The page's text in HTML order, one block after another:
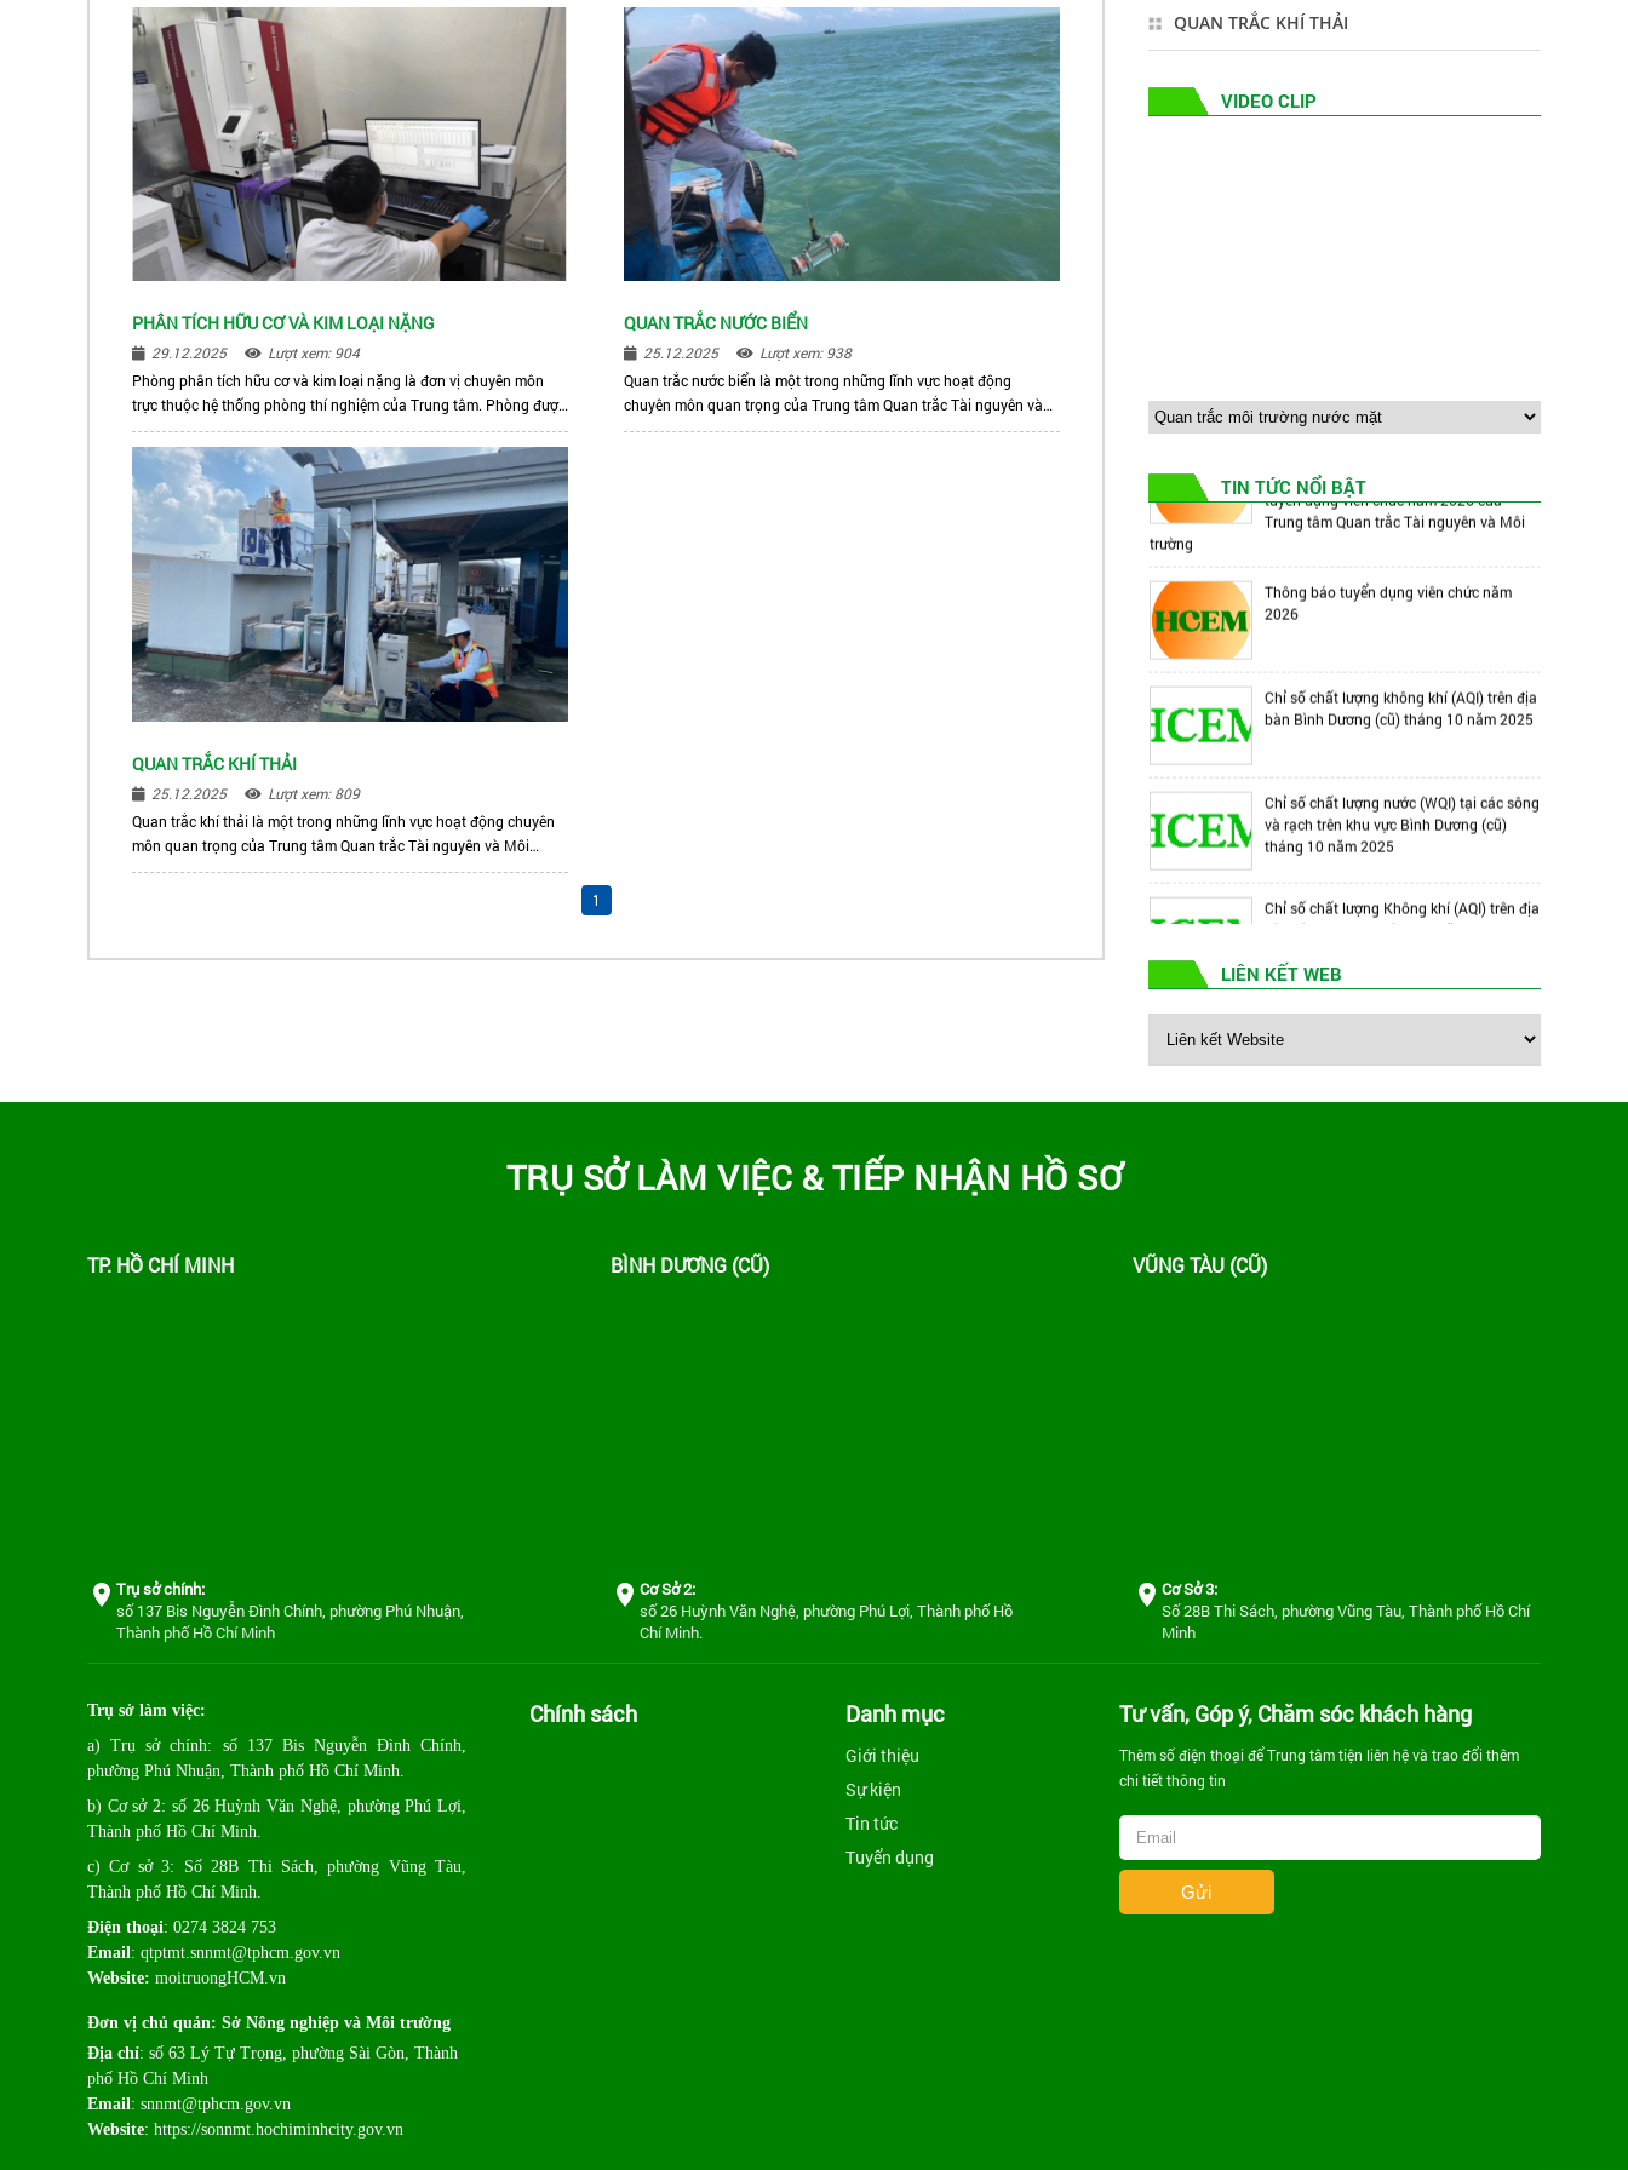
PHÂN TÍCH HỮU CƠ VÀ KIM LOẠI NẶNG
29.12.2025
Lượt xem: 904
Phòng phân tích hữu cơ và kim loại nặng là đơn vị chuyên môn
trực thuộc hệ thống phòng thí nghiệm của Trung tâm. Phòng được
trang bị hệ thống thiết bị hiện đại, đạt chuẩn quốc gia và quốc tế
đáp ứng nhu cầu về phân tích các chỉ tiêu chuyên sâu trong lĩnh
vực môi trường. Với đội ngũ nhân viên giàu kinh nghiệm, được đào
tạo chuyên sâu, phòng chuyên thực hiện phân tích các hợp chất
hữu cơ độc hại, kim loại nặng và vi lượng trong không khí, nước,
đất, trầm tích, chất thải rắn…
QUAN TRẮC NƯỚC BIỂN
25.12.2025
Lượt xem: 938
Quan trắc nước biển là một trong những lĩnh vực hoạt động
chuyên môn quan trọng của Trung tâm Quan trắc Tài nguyên và
Môi trường Thành phố Hồ Chí Minh, nhằm theo dõi, đánh giá hiện
QUAN TRẮC KHÍ THẢI
25.12.2025
Lượt xem: 809
Quan trắc khí thải là một trong những lĩnh vực hoạt động chuyên
môn quan trọng của Trung tâm Quan trắc Tài nguyên và Môi
trường Thành phố Hồ Chí Minh, nhằm theo dõi, đánh giá và kiểm
1
QUAN TRẮC KHÍ THẢI
VIDEO CLIP
TIN TỨC NỔI BẬT
bàn Bình Dương tháng 09 năm 2025
Chỉ số chất lượng Nước (WQI) tại các
Thông báo Về triệu tập thí sinh đủ điều
Trung tâm Quan trắc Tài nguyên và Môi
trường
bàn Bình Dương (cũ) tháng 10 năm 2025
và rạch trên khu vực Bình Dương (cũ)
tháng 10 năm 2025
bàn Bình Dương tháng 09 năm 2025
Chỉ số chất lượng Nước (WQI) tại các
năm 2026 – Hưởng ứng Ngày Môi trường
LIÊN KẾT WEB
TRỤ SỞ LÀM VIỆC & TIẾP NHẬN HỒ SƠ
TP. HỒ CHÍ MINH
Trụ sở chính:
số 137 Bis Nguyễn Đình Chính, phường Phú Nhuận,
Thành phố Hồ Chí Minh
BÌNH DƯƠNG (CŨ)
Cơ Sở 2:
số 26 Huỳnh Văn Nghệ, phường Phú Lợi, Thành phố Hồ
Chí Minh.
VŨNG TÀU (CŨ)
Cơ Sở 3:
Số 28B Thi Sách, phường Vũng Tàu, Thành phố Hồ Chí
Minh
Trụ sở làm việc:
a) Trụ sở chính: số 137 Bis Nguyễn Đình Chính,
phường Phú Nhuận, Thành phố Hồ Chí Minh.
b) Cơ sở 2: số 26 Huỳnh Văn Nghệ, phường Phú Lợi,
Thành phố Hồ Chí Minh.
c) Cơ sở 3: Số 28B Thi Sách, phường Vũng Tàu,
Thành phố Hồ Chí Minh.
Điện thoại: 0274 3824 753
Email: qtptmt.snnmt@tphcm.gov.vn
Website: moitruongHCM.vn
Đơn vị chủ quản: Sở Nông nghiệp và Môi trường
Địa chỉ: số 63 Lý Tự Trọng, phường Sài Gòn, Thành
phố Hồ Chí Minh
Email: snnmt@tphcm.gov.vn
Website: https://sonnmt.hochiminhcity.gov.vn
Chính sách Danh mục
Giới thiệu
Sự kiện
Tin tức
Tuyển dụng
Tư vấn, Góp ý, Chăm sóc khách hàng
Thêm số điện thoại để Trung tâm tiện liên hệ và trao đổi thêm
chi tiết thông tin
Gửi